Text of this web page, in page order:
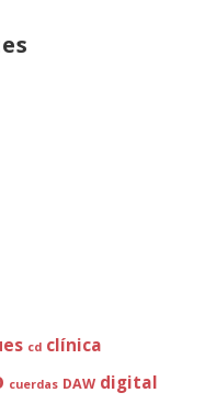
cd clínica
cuerdas DAW digital